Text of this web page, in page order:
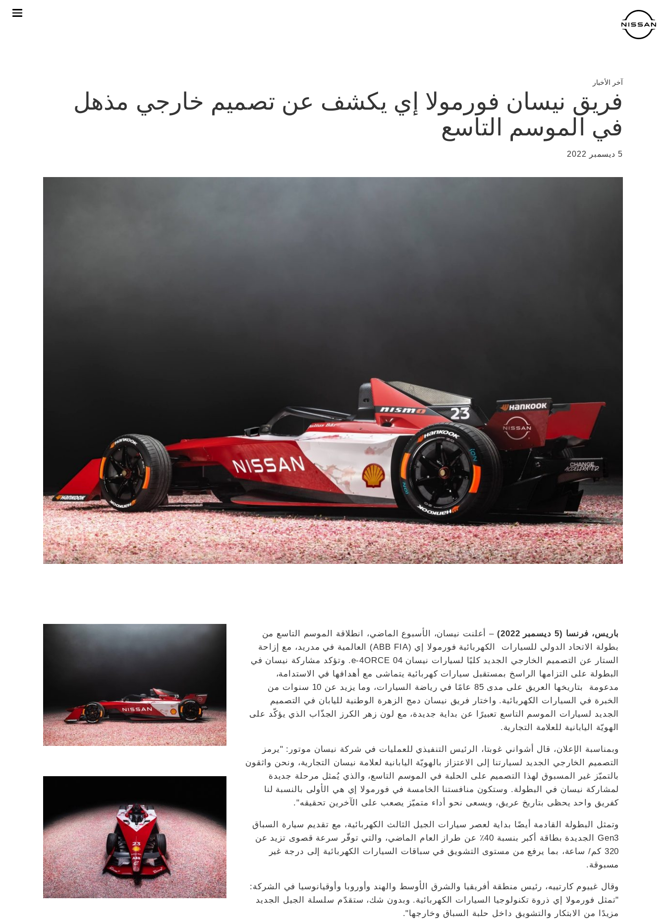
المحتوى
آخر الأخبار
فريق نيسان فورمولا إي يكشف عن تصميم خارجي مذهل
في الموسم التاسع
5 ديسمبر 2022
باريس، فرنسا (5 ديسمبر 2022)
– أعلنت نيسان، الأسبوع الماضي، انطلاقة الموسم التاسع من
بطولة الاتحاد الدولي للسيارات الكهربائية فورمولا إي (ABB FIA) العالمية في مدريد، مع إزاحة
الستار عن التصميم الخارجي الجديد كليًا لسيارات نيسان e-4ORCE 04. وتؤكد مشاركة نيسان في
البطولة على التزامها الراسخ بمستقبل سيارات كهربائية يتماشى مع أهدافها في الاستدامة،
مدعومة بتاريخها العريق على مدى 85 عامًا في رياضة السيارات، وما يزيد عن 10 سنوات من
الخبرة في السيارات الكهربائية. واختار فريق نيسان دمج الزهرة الوطنية لليابان في التصميم
الجديد لسيارات الموسم التاسع تعبيرًا عن بداية جديدة، مع لون زهر الكرز الجذّاب الذي يؤكّد على
الهويّة اليابانية للعلامة التجارية.
وبمناسبة الإعلان، قال أشواني غوبتا، الرئيس التنفيذي للعمليات في شركة نيسان موتور: "يرمز
التصميم الخارجي الجديد لسيارتنا إلى الاعتزاز بالهويّة اليابانية لعلامة نيسان التجارية، ونحن واثقون
بالتميّز غير المسبوق لهذا التصميم على الحلبة في الموسم التاسع، والذي يُمثل مرحلة جديدة
لمشاركة نيسان في البطولة. وستكون منافستنا الخامسة في فورمولا إي هي الأولى بالنسبة لنا
كفريق واحد يحظى بتاريخ عريق، ويسعى نحو أداء متميّز يصعب على الآخرين تحقيقه".
وتمثل البطولة القادمة أيضًا بداية لعصر سيارات الجيل الثالث الكهربائية، مع تقديم سيارة السباق
Gen3 الجديدة بطاقة أكبر بنسبة 40٪ عن طراز العام الماضي، والتي توفّر سرعة قصوى تزيد عن
320 كم/ ساعة، بما يرفع من مستوى التشويق في سباقات السيارات الكهربائية إلى درجة غير
مسبوقة.
وقال غييوم كارتييه، رئيس منطقة أفريقيا والشرق الأوسط والهند وأوروبا وأوقيانوسيا في الشركة:
"تمثل فورمولا إي ذروة تكنولوجيا السيارات الكهربائية. وبدون شك، ستقدّم سلسلة الجيل الجديد
مزيدًا من الابتكار والتشويق داخل حلبة السباق وخارجها".